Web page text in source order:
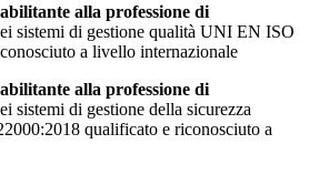
alla professione di
sistemi di gestione qualità UNI EN ISO
a livello internazionale
alla professione di
sistemi di gestione della sicurezza
qualificato e riconosciuto a